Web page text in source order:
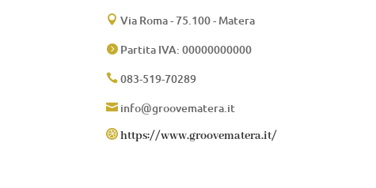
 Via Roma - 75.100 - Matera
 Partita IVA: 00000000000
 083-519-70289
 info@groovematera.it
 https://www.groovematera.it/